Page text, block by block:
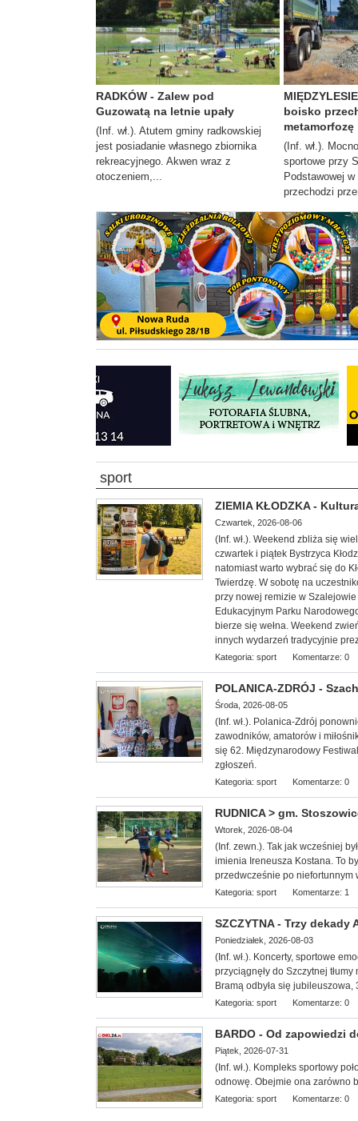
RADKÓW - Zalew pod
Guzowatą na letnie upały
(Inf. wł.). Atutem gminy radkowskiej
jest posiadanie własnego zbiornika
rekreacyjnego. Akwen wraz z
otoczeniem,...
boisko
metamorfozę
(Inf. wł.).
sportowe przy
Podstawowej
przechodzi
sport
ZIEMIA KŁODZKA -
Czwartek, 2026-08-06
(Inf. wł.). Weekend zbliża się
czwartek i piątek Bystrzyca
natomiast warto wybrać się do
Twierdzę. W sobotę na
przy nowej remizie w
Edukacyjnym Parku
bierze się wełna. Weekend
innych wydarzeń tradycyjnie
Kategoria: sport Komentarze: 0
POLANICA-ZDRÓJ -
Środa, 2026-08-05
(Inf. wł.). Polanica-Zdrój
zawodników, amatorów i
się 62. Międzynarodowy
zgłoszeń.
Kategoria: sport Komentarze: 0
RUDNICA > gm.
Wtorek, 2026-08-04
(Inf. zewn.). Tak jak wcześniej
imienia Ireneusza Kostana. To
przedwcześnie po niefortunnym
Kategoria: sport Komentarze: 1
SZCZYTNA - Trzy dekady
Poniedziałek, 2026-08-03
(Inf. wł.). Koncerty, sportowe
przyciągnęły do Szczytnej
Bramą odbyła się
Kategoria: sport Komentarze: 0
BARDO - Od zapowiedzi
Piątek, 2026-07-31
(Inf. wł.). Kompleks sportowy
odnowę. Obejmie ona zarówno
Kategoria: sport Komentarze: 0